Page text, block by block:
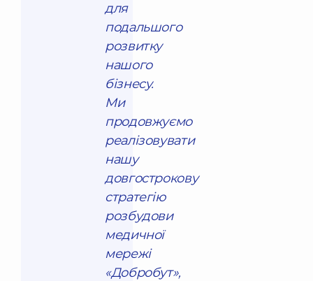
для
подальшого
розвитку
нашого
бізнесу.
Ми
продовжуємо
реалізовувати
нашу
довгострокову
стратегію
розбудови
медичної
мережі
«Добробут»,